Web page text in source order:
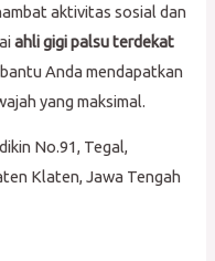
aktivitas sosial dan
ahli gigi palsu terdekat
Anda mendapatkan
yang maksimal.
No.91, Tegal,
Klaten, Jawa Tengah